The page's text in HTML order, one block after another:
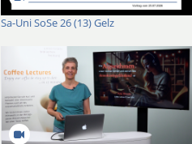
Sa-Uni SoSe 26 (13) Gelz